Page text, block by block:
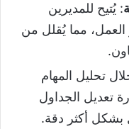
: يُتيح للمديرين
مما يُقلل من
تحليل المهام
تعديل الجداول
بشكل أكثر دقة.